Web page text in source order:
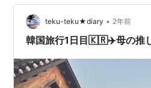
で、まずは朝ごはんにと、明洞
いきました。 しかし、初めての
シは、明洞を目指して…
teku-teku★diary • 2年前
韓国旅行1日目🇰🇷✈️母の推